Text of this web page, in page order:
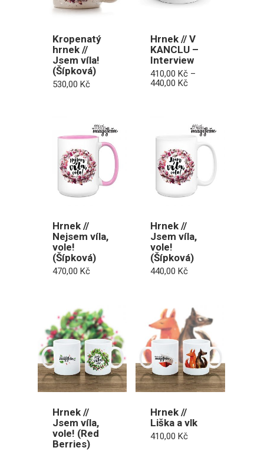
Kropenatý
hrnek //
Jsem víla!
(Šípková)
530,00 Kč
Hrnek // V
KANCLU –
Interview
410,00 Kč –
440,00 KčRozpětí
Hrnek //
Nejsem víla,
vole!
(Šípková)
470,00 Kč
Hrnek //
Jsem víla,
vole!
(Šípková)
440,00Kč
Hrnek //
Jsem víla,
vole! (Red
Berries)
Hrnek //
Liška a vlk
410,00 Kč